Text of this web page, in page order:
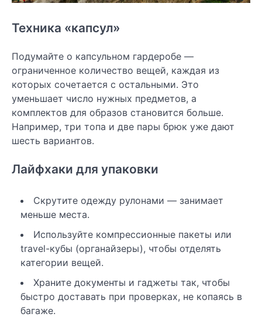
Техника «капсул»
Подумайте о капсульном гардеробе —
ограниченное количество вещей, каждая из
которых сочетается с остальными. Это
уменьшает число нужных предметов, а
комплектов для образов становится больше.
Например, три топа и две пары брюк уже дают
шесть вариантов.
Лайфхаки для упаковки
Скрутите одежду рулонами — занимает
меньше места.
Используйте компрессионные пакеты или
travel-кубы (органайзеры), чтобы отделять
категории вещей.
Храните документы и гаджеты так, чтобы
быстро доставать при проверках, не копаясь в
багажe.